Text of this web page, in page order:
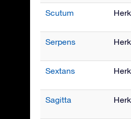
Scutum
Serpens
Sextans
Sagitta